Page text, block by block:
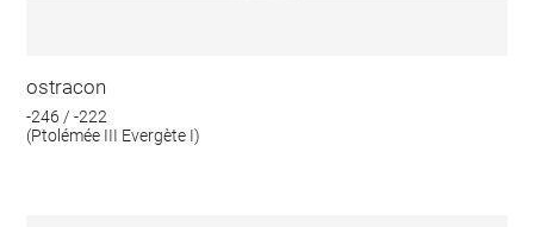
ostracon
-246 / -222
(Ptolémée III Evergète I)